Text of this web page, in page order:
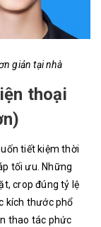
giản tại nhà
thoại
tiết kiệm thời
tối ưu. Những
crop đúng tỷ lệ
kích thước phổ
thao tác phức